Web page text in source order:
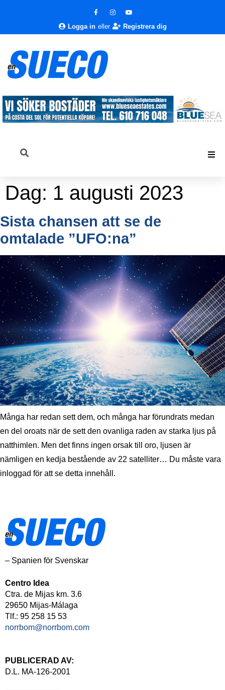
Logga in eller Registrera dig
Dag: 1 augusti 2023
Sista chansen att se de
omtalade ”UFO:na”
Många har redan sett dem, och många har förundrats medan
en del oroats när de sett den ovanliga raden av starka ljus på
natthimlen. Men det finns ingen orsak till oro, ljusen är
nämligen en kedja bestående av 22 satelliter… Du måste vara
inloggad för att se detta innehåll.
– Spanien för Svenskar
Centro Idea
Ctra. de Mijas km. 3.6
29650 Mijas-Málaga
Tlf.: 95 258 15 53
norrbom@norrbom.com
PUBLICERAD AV:
D.L. MA-126-2001